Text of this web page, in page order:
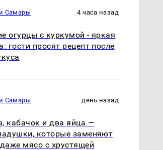
Самары 4 часа назад
огурцы с куркумой - яркая
гости просят рецепт после
Самары день назад
кабачок и два яйца —
которые заменяют
мясо с хрустящей